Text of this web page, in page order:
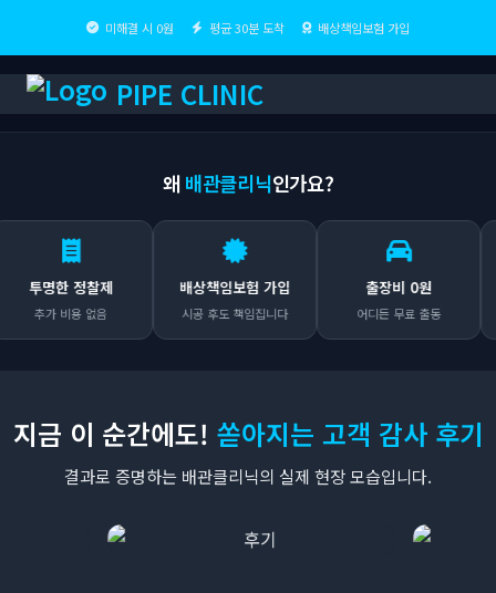
미해결 시 0원 평균 30분 도착 배상책임보험 가입
PIPE CLINIC
왜 배관클리닉인가요?
한 정찰제
가 비용 없음
배상책임보험 가입
시공 후도 책임집니다
출장비 0원
어디든 무료 출동
지금 이 순간에도! 쏟아지는 고객 감사 후기
결과로 증명하는 배관클리닉의 실제 현장 모습입니다.